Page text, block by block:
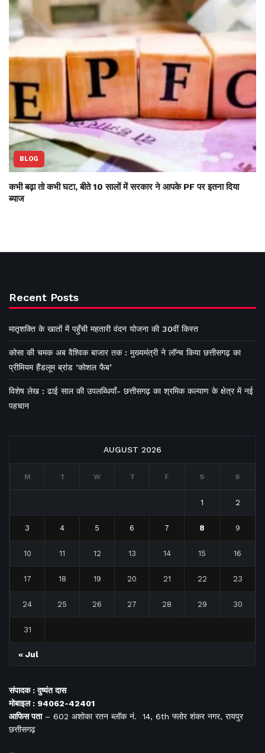
BLOG
कभी बढ़ा तो कभी घटा, बीते 10 सालों में सरकार ने आपके PF पर इतना दिया
ब्याज
Recent Posts
मातृशक्ति के खातों में पहुँची महतारी वंदन योजना की 30वीं किस्त
कोसा की चमक अब वैश्विक बाजार तक : मुख्यमंत्री ने लॉन्च किया छत्तीसगढ़ का
प्रीमियम हैंडलूम ब्रांड ‘कोशल फैब’
विशेष लेख : ढाई साल की उपलब्धियाँ- छत्तीसगढ़ का श्रमिक कल्याण के क्षेत्र में नई
पहचान
AUGUST 2026
M T W T F S S
1 2
3 4 5 6 7 8 9
10 11 12 13 14 15 16
17 18 19 20 21 22 23
24 25 26 27 28 29 30
31
« Jul
संपादक : दुष्यंत दास
मोबाइल : 94062-42401
आफिसपता– 602 अशोका रतन ब्लॉक नं. 14, 6th फ्लोर शंकर नगर, रायपुर
छत्तीसगढ़